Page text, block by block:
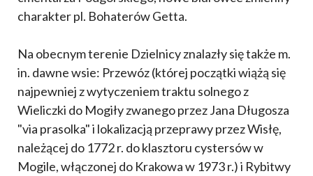
charakter pl. Bohaterów Getta.
Na obecnym terenie Dzielnicy znalazły się także m.
in. dawne wsie: Przewóz (której początki wiążą się
najpewniej z wytyczeniem traktu solnego z
Wieliczki do Mogiły zwanego przez Jana Długosza
"via prasolka" i lokalizacją przeprawy przez Wisłę,
należącej do 1772 r. do klasztoru cystersów w
Mogile, włączonej do Krakowa w 1973 r.) i Rybitwy